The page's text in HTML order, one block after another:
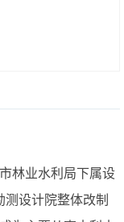
林业水利局下属设
测设计院整体改制